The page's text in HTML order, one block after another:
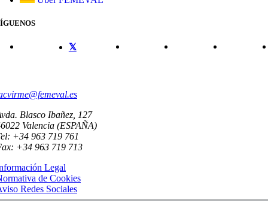
Blasco Ibañez, 127
Valencia (ESPAÑA)
+34 963 719 761
+34 963 719 713
Legal
de Cookies
Redes Sociales